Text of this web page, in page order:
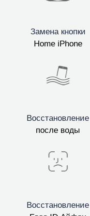
Замена кнопки
Home iPhone
Восстановление
после воды
Восстановление